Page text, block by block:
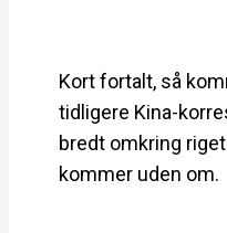
Kort fortalt, så
tidligere Kina-
bredt omkring
kommer uden om.